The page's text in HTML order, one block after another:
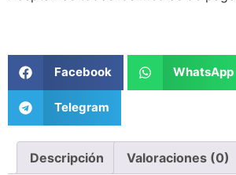
Facebook WhatsApp
Telegram
Descripción Valoraciones (0)